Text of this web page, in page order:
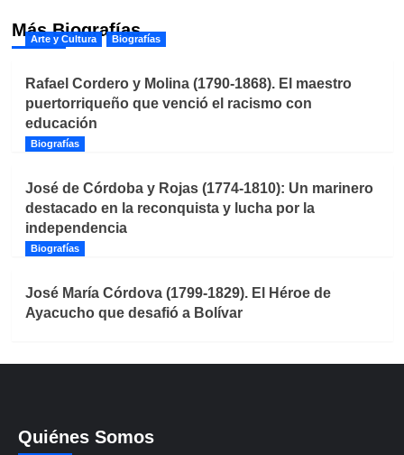
Más Biografías
Arte y Cultura Biografías
Rafael Cordero y Molina (1790-1868). El maestro
puertorriqueño que venció el racismo con
educación
Biografías
José de Córdoba y Rojas (1774-1810): Un marinero
destacado en la reconquista y lucha por la
independencia
Biografías
José María Córdova (1799-1829). El Héroe de
Ayacucho que desafió a Bolívar
Quiénes Somos